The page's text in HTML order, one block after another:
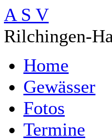
A S V
Rilchingen-
Home
Gewässer
Fotos
Termine